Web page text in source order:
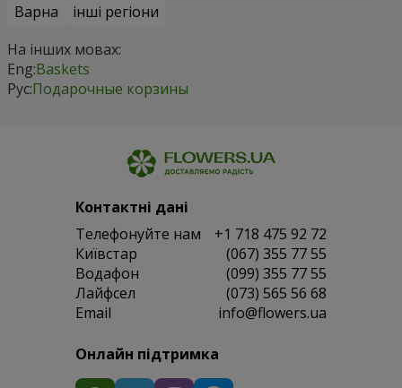
Варна
інші регіони
На інших мовах:
Eng:Baskets
Рус:Подарочные корзины
Контактні дані
Телефонуйте нам
+1 718 475 92 72
Київстар
(067) 355 77 55
Водафон
(099) 355 77 55
Лайфсел
(073) 565 56 68
Email
info@flowers.ua
Онлайн підтримка